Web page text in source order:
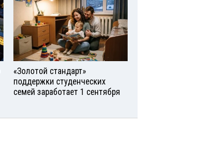
«Золотой стандарт»
поддержки студенческих
семей заработает 1 сентября